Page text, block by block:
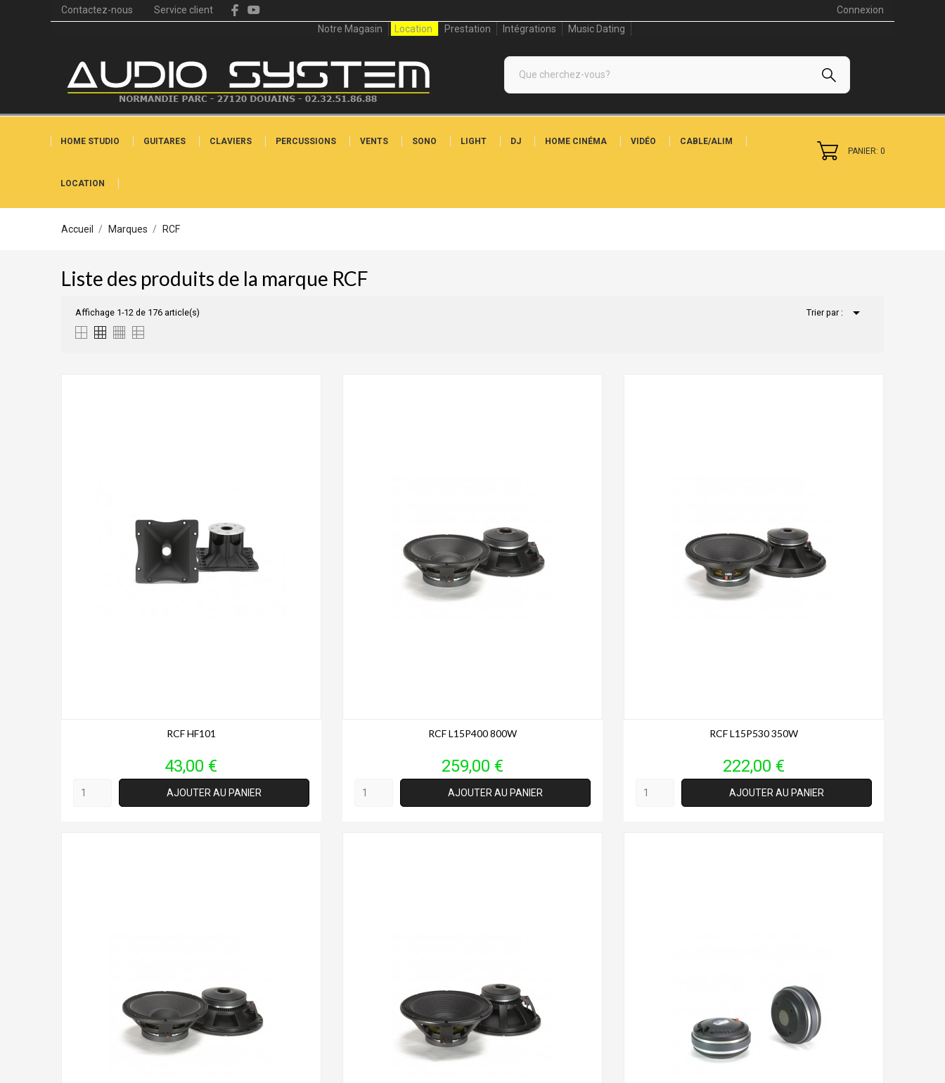
Contactez-nous Service client
Connexion
Notre Magasin
Location Prestation Intégrations Music Dating
HOME STUDIO GUITARES CLAVIERS PERCUSSIONS VENTS SONO LIGHT DJ HOME CINÉMA VIDÉO CABLE/ALIM
LOCATION
PANIER: 0
Accueil Marques RCF
Liste des produits de la marque RCF
Affichage 1-12 de 176 article(s) Trier par : 
RCF HF101
Prix
43,00 €
AJOUTER AU PANIER
RCF L15P400 800W
Prix
259,00 €
AJOUTER AU PANIER
RCF L15P530 350W
Prix
222,00 €
AJOUTER AU PANIER